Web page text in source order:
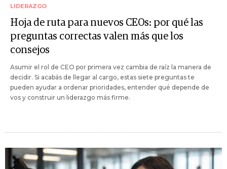
LIDERAZGO
Hoja de ruta para nuevos CEOs: por qué las
preguntas correctas valen más que los
consejos
Asumir el rol de CEO por primera vez cambia de raíz la manera de
decidir. Si acabás de llegar al cargo, estas siete preguntas te
pueden ayudar a ordenar prioridades, entender qué depende de
vos y construir un liderazgo más firme.